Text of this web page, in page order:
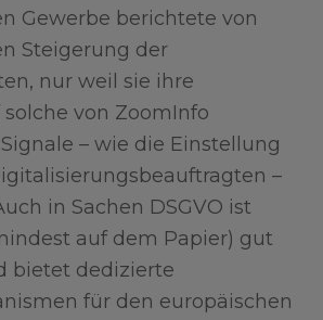
Gewerbe berichtete von
Steigerung der
nur weil sie ihre
von ZoomInfo
– wie die Einstellung
–
in Sachen DSGVO ist
auf dem Papier) gut
bietet dedizierte
für den europäischen